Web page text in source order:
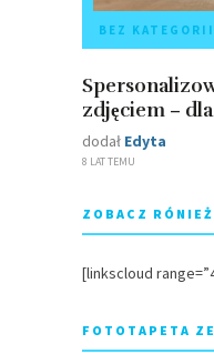
BEZ KATEGORII
zdjęciem –
dodał Edyta
8 LAT TEMU
ZOBACZ RÓNIEŻ
[linkscloud
FOTOTAPETA